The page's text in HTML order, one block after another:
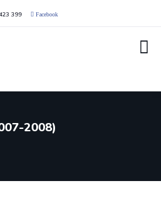
399 Facebook
2008)